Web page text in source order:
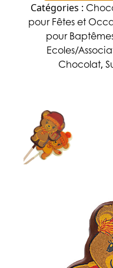
Catégories :
pour Fêtes et
pour
Ecoles/
Chocolat,